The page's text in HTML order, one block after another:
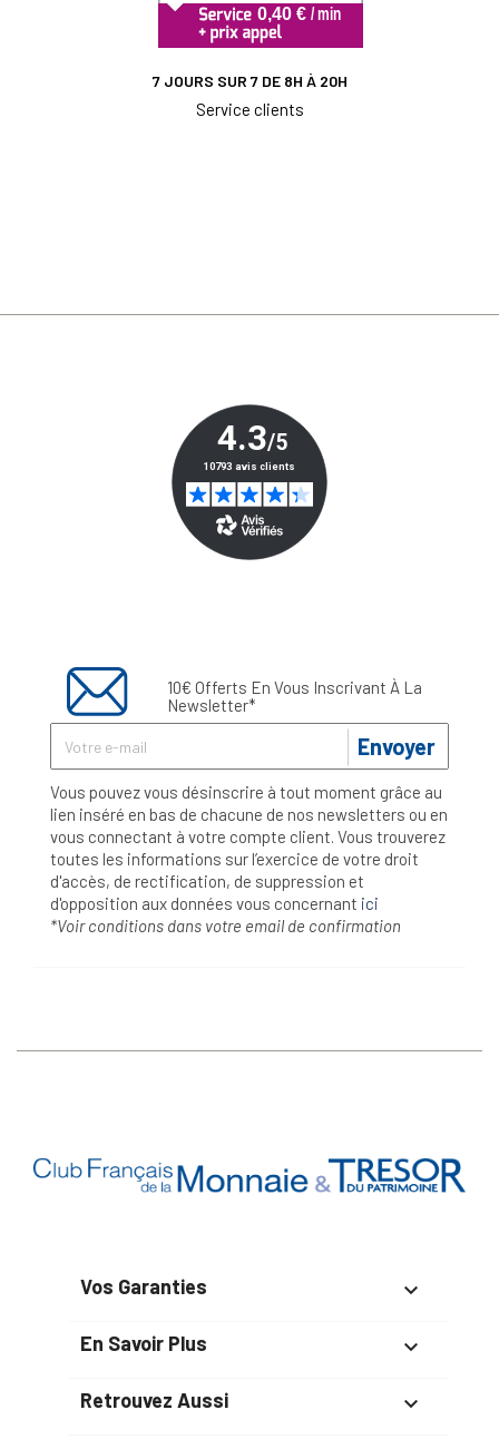
7 JOURS SUR 7 DE 8H À 20H
Service clients
10€ Offerts En Vous Inscrivant À La
Newsletter*
Envoyer
Vous pouvez vous désinscrire à tout moment grâce au
lien inséré en bas de chacune de nos newsletters ou en
vous connectant à votre compte client. Vous trouverez
toutes les informations sur l’exercice de votre droit
d'accès, de rectification, de suppression et
d'opposition aux données vous concernant ici
*Voir conditions dans votre email de confirmation
Vos Garanties 
En Savoir Plus 
Retrouvez Aussi 